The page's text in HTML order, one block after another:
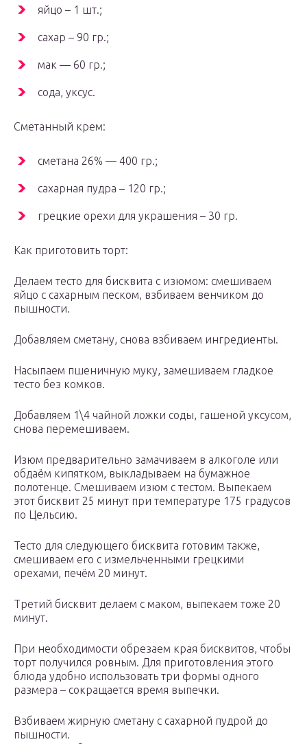
яйцо – 1 шт.;
сахар – 90 гр.;
мак — 60 гр.;
сода, уксус.
Сметанный крем:
сметана 26% — 400 гр.;
сахарная пудра – 120 гр.;
грецкие орехи для украшения – 30 гр.
Как приготовить торт:
Делаем тесто для бисквита с изюмом: смешиваем
яйцо с сахарным песком, взбиваем венчиком до
пышности.
Добавляем сметану, снова взбиваем ингредиенты.
Насыпаем пшеничную муку, замешиваем гладкое
тесто без комков.
Добавляем 1\4 чайной ложки соды, гашеной уксусом,
снова перемешиваем.
Изюм предварительно замачиваем в алкоголе или
обдаём кипятком, выкладываем на бумажное
полотенце. Смешиваем изюм с тестом. Выпекаем
этот бисквит 25 минут при температуре 175 градусов
по Цельсию.
Тесто для следующего бисквита готовим также,
смешиваем его с измельченными грецкими
орехами, печём 20 минут.
Третий бисквит делаем с маком, выпекаем тоже 20
минут.
При необходимости обрезаем края бисквитов, чтобы
торт получился ровным. Для приготовления этого
блюда удобно использовать три формы одного
размера – сокращается время выпечки.
Взбиваем жирную сметану с сахарной пудрой до
пышности.